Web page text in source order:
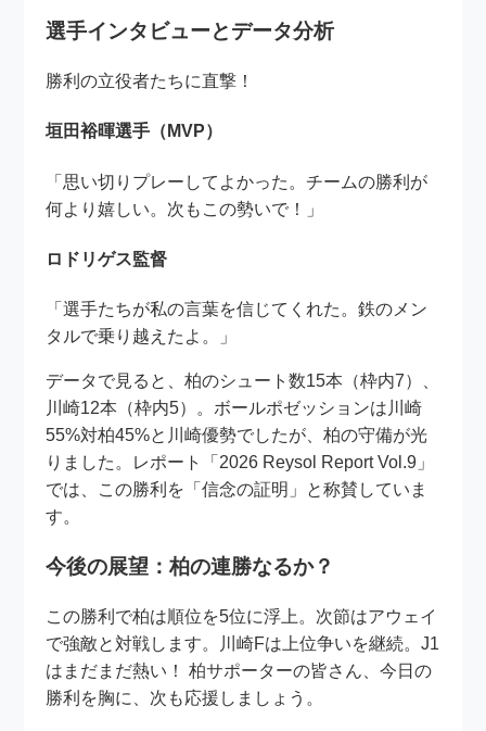
選手インタビューとデータ分析
勝利の立役者たちに直撃！
垣田裕暉選手（MVP）
「思い切りプレーしてよかった。チームの勝利が
何より嬉しい。次もこの勢いで！」
ロドリゲス監督
「選手たちが私の言葉を信じてくれた。鉄のメン
タルで乗り越えたよ。」
データで見ると、柏のシュート数15本（枠内7）、
川崎12本（枠内5）。ボールポゼッションは川崎
55%対柏45%と川崎優勢でしたが、柏の守備が光
りました。レポート「2026 Reysol Report Vol.9」
では、この勝利を「信念の証明」と称賛していま
す。
今後の展望：柏の連勝なるか？
この勝利で柏は順位を5位に浮上。次節はアウェイ
で強敵と対戦します。川崎Fは上位争いを継続。J1
はまだまだ熱い！ 柏サポーターの皆さん、今日の
勝利を胸に、次も応援しましょう。